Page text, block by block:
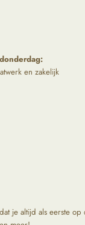
en zakelijk
je altijd als eerste op